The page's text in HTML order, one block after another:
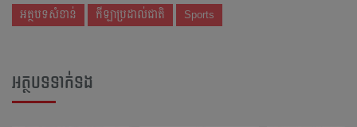
អត្ថបទសំខាន់ កីឡាប្រដាល់ជាតិ Sports
អត្ថបទទាក់ទង